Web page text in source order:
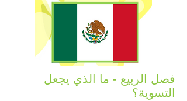
فصل الربيع - ما الذي يجعل
التسوية؟